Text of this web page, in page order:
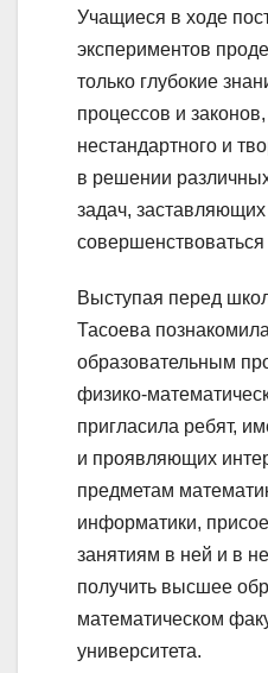
Учащиеся в ходе
экспериментов
только глубокие
процессов и
нестандартного и
в решении
задач, заставляющих
совершенствоваться
Выступая перед
Тасоева
образовательным
физико-
пригласила ребят,
и проявляющих
предметам
информатики,
занятиям в ней и в
получить высшее
математическом
университета.